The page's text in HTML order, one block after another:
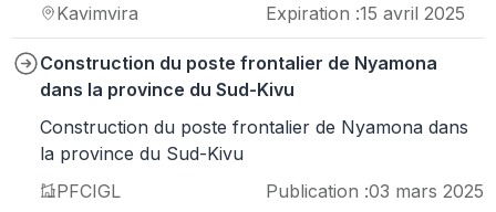
Kavimvira
Expiration :15 avril 2025
Construction du poste frontalier de Nyamona
dans la province du Sud-Kivu
Construction du poste frontalier de Nyamona dans
la province du Sud-Kivu
PFCIGL
Publication :03 mars 2025